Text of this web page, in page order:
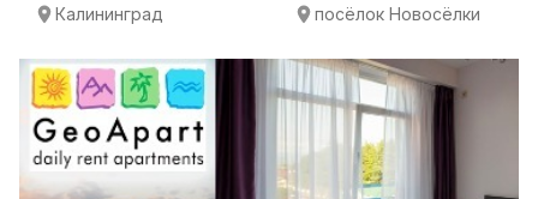
Калининград посёлок Новосёлки